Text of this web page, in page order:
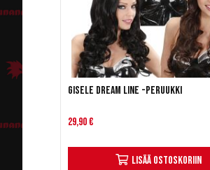
Gisele Dream Line -peruukki
29,90 €
Lisää ostoskoriin